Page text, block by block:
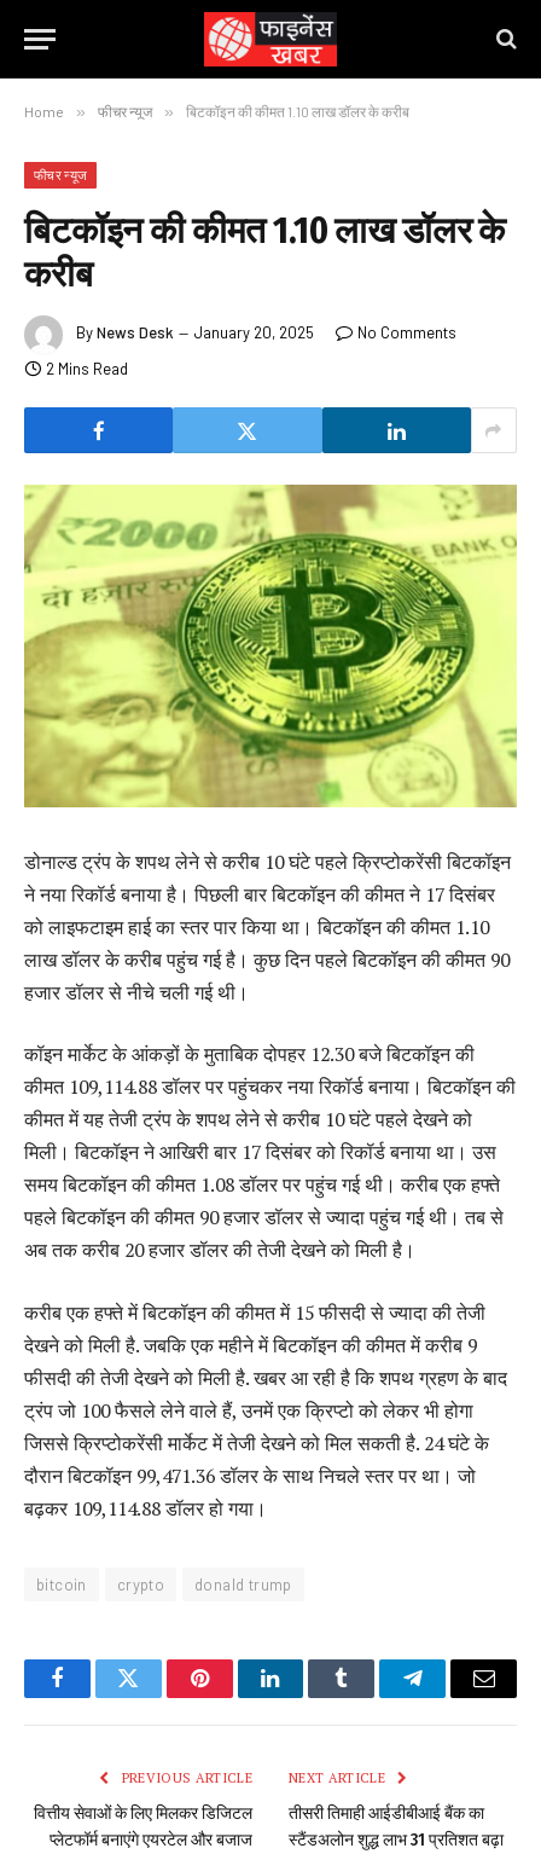
Home » फीचर न्यूज » बिटकॉइन की कीमत 1.10 लाख डॉलर के करीब
फीचर न्यूज
बिटकॉइन की कीमत 1.10 लाख डॉलर के
करीब
ByNews Desk January 20, 2025
No Comments
2 Mins Read
डोनाल्ड ट्रंप के शपथ लेने से करीब 10 घंटे पहले क्रिप्टोकरेंसी बिटकॉइन
ने नया रिकॉर्ड बनाया है। पिछली बार बिटकॉइन की कीमत ने 17 दिसंबर
को लाइफटाइम हाई का स्तर पार किया था। बिटकॉइन की कीमत 1.10
लाख डॉलर के करीब पहुंच गई है। कुछ दिन पहले बिटकॉइन की कीमत 90
हजार डॉलर से नीचे चली गई थी।
कॉइन मार्केट के आंकड़ों के मुताबिक दोपहर 12.30 बजे बिटकॉइन की
कीमत 109,114.88 डॉलर पर पहुंचकर नया रिकॉर्ड बनाया। बिटकॉइन की
कीमत में यह तेजी ट्रंप के शपथ लेने से करीब 10 घंटे पहले देखने को
मिली। बिटकॉइन ने आखिरी बार 17 दिसंबर को रिकॉर्ड बनाया था। उस
समय बिटकॉइन की कीमत 1.08 डॉलर पर पहुंच गई थी। करीब एक हफ्ते
पहले बिटकॉइन की कीमत 90 हजार डॉलर से ज्यादा पहुंच गई थी। तब से
अब तक करीब 20 हजार डॉलर की तेजी देखने को मिली है।
करीब एक हफ्ते में बिटकॉइन की कीमत में 15 फीसदी से ज्यादा की तेजी
देखने को मिली है. जबकि एक महीने में बिटकॉइन की कीमत में करीब 9
फीसदी की तेजी देखने को मिली है. खबर आ रही है कि शपथ ग्रहण के बाद
ट्रंप जो 100 फैसले लेने वाले हैं, उनमें एक क्रिप्टो को लेकर भी होगा
जिससे क्रिप्टोकरेंसी मार्केट में तेजी देखने को मिल सकती है. 24 घंटे के
दौरान बिटकॉइन 99,471.36 डॉलर के साथ निचले स्तर पर था। जो
बढ़कर 109,114.88 डॉलर हो गया।
bitcoin crypto donald trump
FacebookTwitter PinterestLinkedInTumblr TelegramEmail
PREVIOUS ARTICLE
वित्तीय सेवाओं के लिए मिलकर डिजिटल
प्लेटफॉर्म बनाएंगे एयरटेल और बजाज
NEXT ARTICLE
तीसरी तिमाही आईडीबीआई बैंक का
स्टैंडअलोन शुद्ध लाभ 31 प्रतिशत बढ़ा